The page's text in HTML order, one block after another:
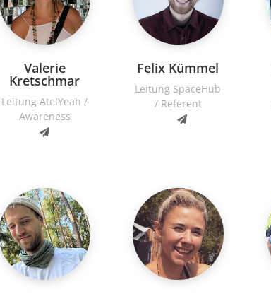
Valerie
Kretschmar
Leitung AtelYeah /
Awareness
Felix Kümmel
Leitung SpaceHub
/ Referent